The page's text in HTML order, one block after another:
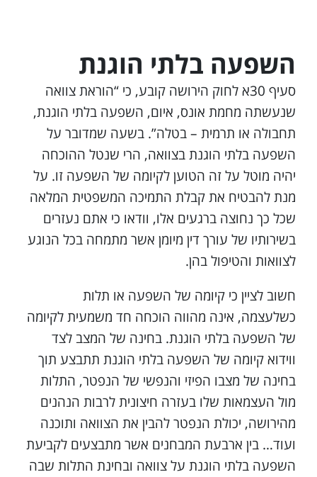
השפעה בלתי הוגנת
סעיף 30א לחוק הירושה קובע, כי “הוראת צוואה
שנעשתה מחמת אונס, איום, השפעה בלתי הוגנת,
תחבולה או תרמית – בטלה”. בשעה שמדובר על
השפעה בלתי הוגנת בצוואה, הרי שנטל ההוכחה
יהיה מוטל על זה הטוען לקיומה של השפעה זו. על
מנת להבטיח את קבלת התמיכה המשפטית המלאה
שכל כך נחוצה ברגעים אלו, וודאו כי אתם נעזרים
בשירותיו של עורך דין מיומן אשר מתמחה בכל הנוגע
לצוואות והטיפול בהן.
חשוב לציין כי קיומה של השפעה או תלות
כשלעצמה, אינה מהווה הוכחה חד משמעית לקיומה
של השפעה בלתי הוגנת. בחינה של המצב לצד
ווידוא קיומה של השפעה בלתי הוגנת תתבצע תוך
בחינה של מצבו הפיזי והנפשי של הנפטר, התלות
מול העצמאות שלו בעזרה חיצונית לרבות הנהנים
מהירושה, יכולת הנפטר להבין את הצוואה ותוכנה
ועוד… בין ארבעת המבחנים אשר מתבצעים לקביעת
השפעה בלתי הוגנת על צוואה ובחינת התלות שבה